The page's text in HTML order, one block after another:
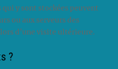
y sont stockées peuvent
ou aux serveurs des
d’une visite ultérieure.
?